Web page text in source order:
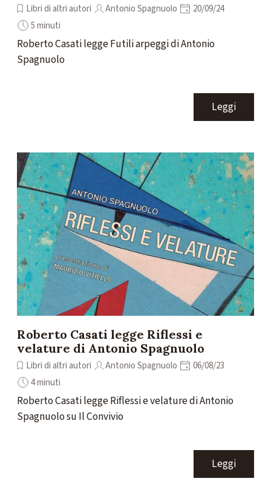
Libri di altri autori Antonio Spagnuolo
20/09/24
5 minuti
Roberto Casati legge Futili arpeggi di Antonio
Spagnuolo
Leggi
Roberto Casati legge Riflessi e
velature di Antonio Spagnuolo
Libri di altri autori Antonio Spagnuolo
06/08/23
4 minuti
Roberto Casati legge Riflessi e velature di Antonio
Spagnuolo su Il Convivio
Leggi